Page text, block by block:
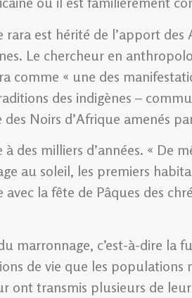
est hérité de l’apport des
Le chercheur en
comme « une des
des indigènes –
Noirs d’Afrique amenés
des milliers d’années. « De
au soleil, les premiers
la fête de Pâques des
marronnage, c’est-à-dire la
de vie que les populations
ont transmis plusieurs de